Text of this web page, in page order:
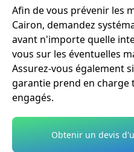
Afin de vous prévenir les
Cairon, demandez
avant n'importe quelle
vous sur les éventuelles
Assurez-vous également
garantie prend en
engagés.
Obtenir un devis